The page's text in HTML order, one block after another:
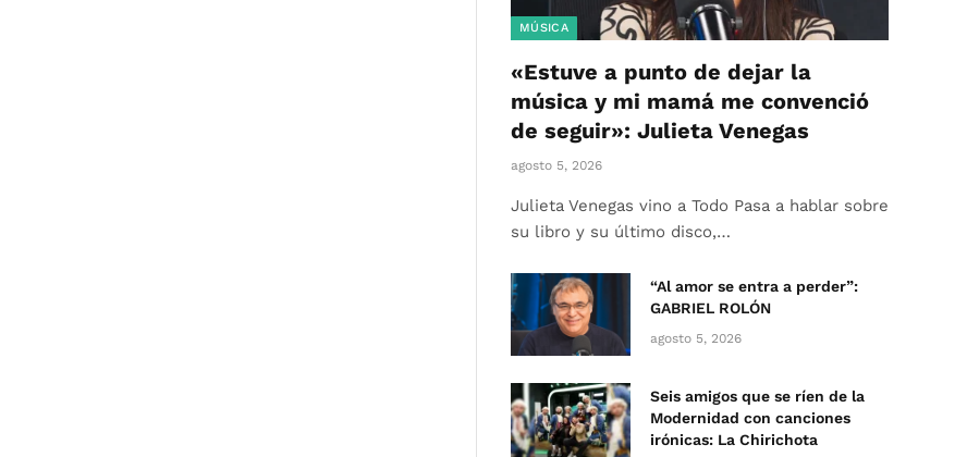
MÚSICA
«Estuve a punto de dejar la
música y mi mamá me convenció
de seguir»: Julieta Venegas
agosto 5, 2026
Julieta Venegas vino a Todo Pasa a hablar sobre
su libro y su último disco,…
“Al amor se entra a perder”:
GABRIEL ROLÓN
agosto 5, 2026
Seis amigos que se ríen de la
Modernidad con canciones
irónicas: La Chirichota